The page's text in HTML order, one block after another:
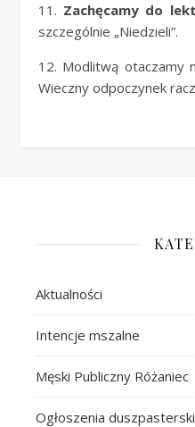
11. Zachęcamy do
szczególnie „Niedzieli”.
12. Modlitwą otaczamy
Wieczny odpoczynek
Aktualności
Intencje mszalne
Męski Publiczny Różaniec
Ogłoszenia